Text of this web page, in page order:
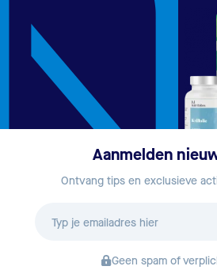
Aanmelden
Ontvang tips en exclusieve
Geen spam of